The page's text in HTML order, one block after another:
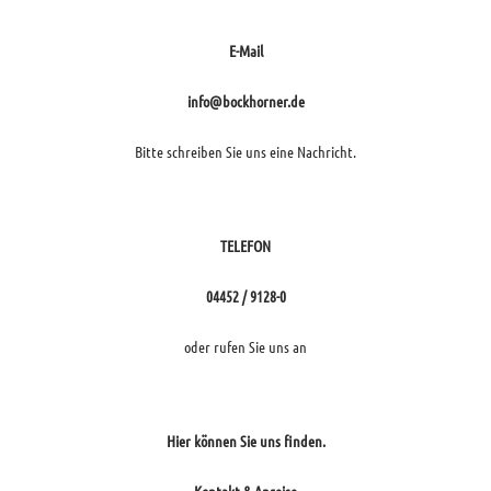
E-Mail
info@bockhorner.de
Bitte schreiben Sie uns eine Nachricht.
TELEFON
04452 / 9128-0
oder rufen Sie uns an
Hier können Sie uns finden.